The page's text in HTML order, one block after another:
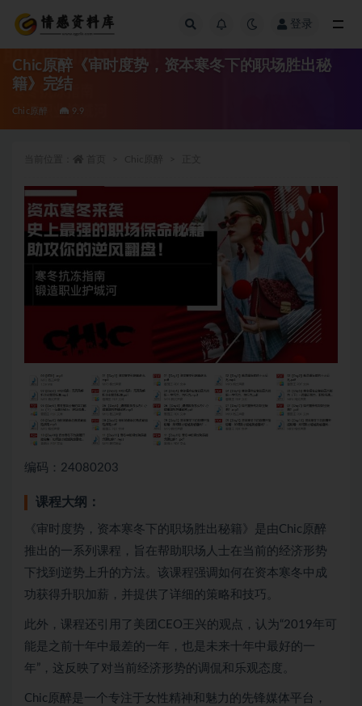
登录
Chic原醉《审时度势，资本寒冬下的职场胜出秘
籍》完结
Chic原醉 9.9
编码：24080203
课程大纲：
《审时度势，资本寒冬下的职场胜出秘籍》是由Chic原醉
推出的一系列课程，旨在帮助职场人士在当前的经济形势
下找到逆势上升的方法。该课程强调如何在资本寒冬中成
功获得升职加薪，并提供了详细的策略和技巧。
此外，课程还引用了美团CEO王兴的观点，认为“2019年可
能是之前十年中最差的一年，也是未来十年中最好的一
年”，这反映了对当前经济形势的调侃和乐观态度。
Chic原醉是一个专注于女性精神和魅力的先锋媒体平台，